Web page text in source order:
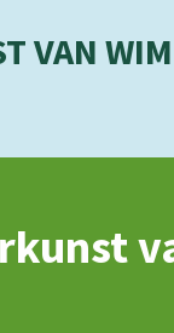
VAN WIM